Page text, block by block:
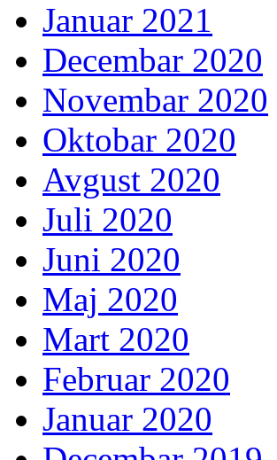
Januar 2021
Decembar 2020
Novembar 2020
Oktobar 2020
Avgust 2020
Juli 2020
Juni 2020
Maj 2020
Mart 2020
Februar 2020
Januar 2020